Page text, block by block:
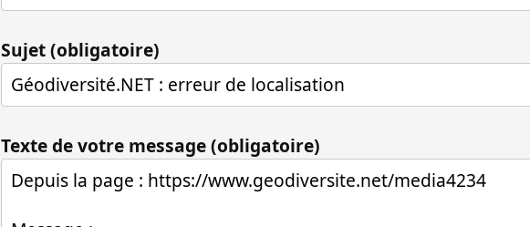
Sujet (obligatoire)
Texte de votre message (obligatoire)